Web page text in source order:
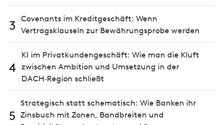
3 Covenants im Kreditgeschäft: Wenn
Vertragsklauseln zur Bewährungsprobe werden
4
KI im Privatkundengeschäft: Wie man die Kluft
zwischen Ambition und Umsetzung in der
DACH‑Region schließt
5
Strategisch statt schematisch: Wie Banken ihr
Zinsbuch mit Zonen, Bandbreiten und